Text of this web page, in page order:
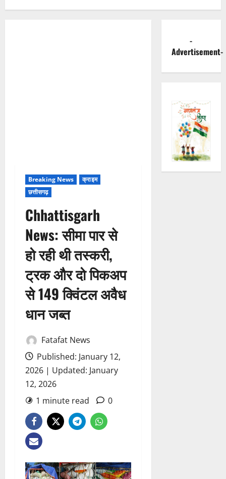
Breaking News
क्राइम
छत्तीसगढ़
Chhattisgarh
News: सीमा पार से
हो रही थी तस्करी,
ट्रक और दो पिकअप
से 149 क्विंटल अवैध
धान जब्त
Fatafat News
Published: January 12,
2026 | Updated: January
12, 2026
1 minute read
0
-
Advertisement-